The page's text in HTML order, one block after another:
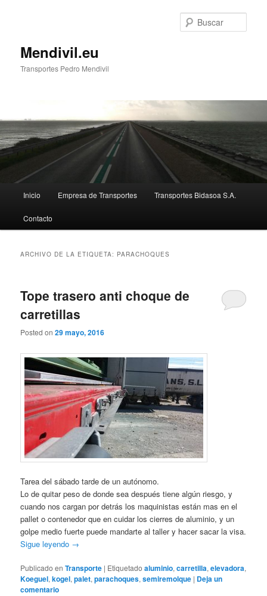
Mendivil.eu
Transportes Pedro Mendivil
Inicio Empresa de Transportes Transportes Bidasoa S.A.
Contacto
ARCHIVO DE LA ETIQUETA: PARACHOQUES
Tope trasero anti choque de
carretillas
Posted on29 mayo, 2016
Tarea del sábado tarde de un autónomo.
Lo de quitar peso de donde sea después tiene algún riesgo, y
cuando nos cargan por detrás los maquinistas están mas en el
pallet o contenedor que en cuidar los cierres de aluminio, y un
golpe medio fuerte puede mandarte al taller y hacer sacar la visa.
Sigue leyendo →
Publicado en Transporte | Etiquetado aluminio,carretilla,elevadora,
Koeguel,kogel,palet,parachoques,semiremolque | Deja un
comentario